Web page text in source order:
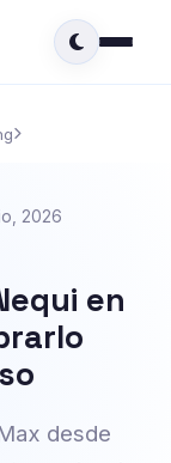
2026
en
desde